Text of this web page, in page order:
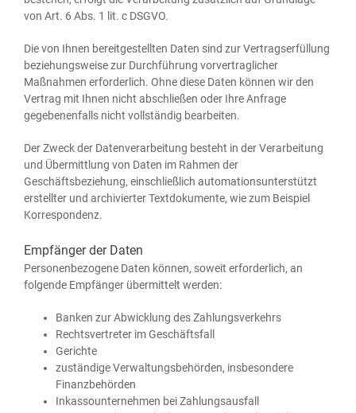
von Art. 6 Abs. 1 lit. c DSGVO.
Die von Ihnen bereit­ge­stell­ten Daten sind zur Ver­trags­er­fül­lung
bezie­hungs­wei­se zur Durch­füh­rung vor­ver­trag­li­cher
Maß­nah­men erfor­der­lich. Ohne die­se Daten kön­nen wir den
Ver­trag mit Ihnen nicht abschlie­ßen oder Ihre Anfra­ge
gege­be­nen­falls nicht voll­stän­dig bearbeiten.
Der Zweck der Daten­ver­ar­bei­tung besteht in der Ver­ar­bei­tung
und Über­mitt­lung von Daten im Rah­men der
Geschäfts­be­zie­hung, ein­schließ­lich auto­ma­ti­ons­un­ter­stützt
erstell­ter und archi­vier­ter Text­do­ku­men­te, wie zum Bei­spiel
Korrespondenz.
Empfänger der Daten
Per­so­nen­be­zo­ge­ne Daten kön­nen, soweit erfor­der­lich, an
fol­gen­de Emp­fän­ger über­mit­telt werden:
Ban­ken zur Abwick­lung des Zahlungsverkehrs
Rechts­ver­tre­ter im Geschäftsfall
Gerich­te
zustän­di­ge Ver­wal­tungs­be­hör­den, ins­be­son­de­re
Finanzbehörden
Inkas­so­un­ter­neh­men bei Zahlungsausfall